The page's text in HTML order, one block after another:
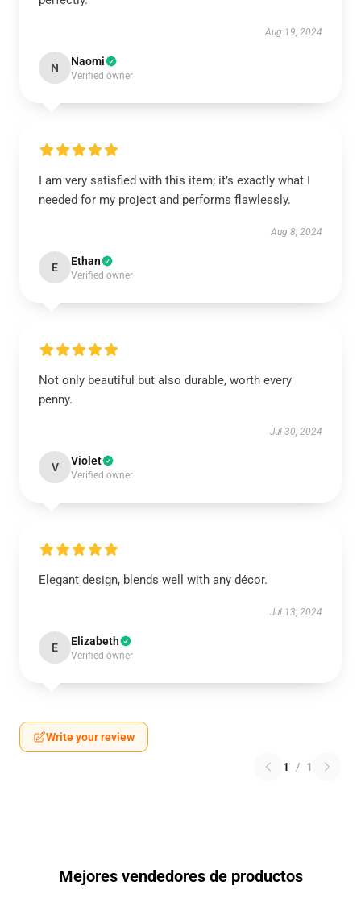
Aug 19, 2024
N Naomi
Verified owner
I am very satisfied with this item; it’s exactly what I
needed for my project and performs flawlessly.
Aug 8, 2024
E Ethan
Verified owner
Not only beautiful but also durable, worth every
penny.
Jul 30, 2024
V Violet
Verified owner
Elegant design, blends well with any décor.
Jul 13, 2024
E Elizabeth
Verified owner
Write your review
1 / 1
Mejores vendedores de productos